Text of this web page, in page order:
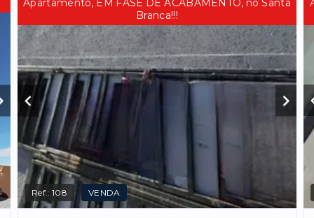
Apartamento, EM FASE DE ACABAMENTO, no Santa
Branca!!!
Ref.:108 VENDA